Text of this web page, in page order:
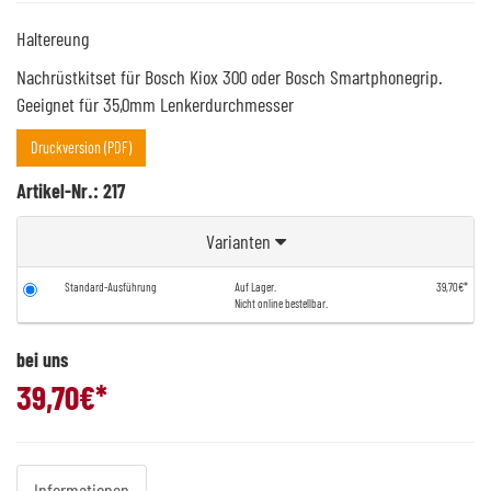
Haltereung
Nachrüstkitset für Bosch Kiox 300 oder Bosch Smartphonegrip.
Geeignet für 35,0mm Lenkerdurchmesser
Druckversion (PDF)
Artikel-Nr.: 217
Varianten
Standard-Ausführung
Auf Lager.
Nicht online bestellbar.
39,70€*
bei uns
39,70€*